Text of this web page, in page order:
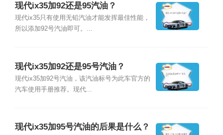
现代ix35加92还是95汽油？
现代ix35只有使用无铅汽油才能发挥最佳性能，
所以添加92号汽油即可。...
现代ix35加92还是95号汽油？
现代ix35加92号汽油，该汽油标号为此车官方的
汽车使用手册推荐。现代...
现代ix35加95号汽油的后果是什么？